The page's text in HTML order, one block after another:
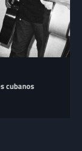
cubanos